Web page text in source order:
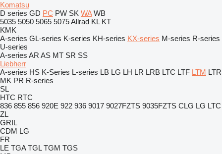
Komatsu
D series GD PC PW SK WA WB
5035 5050 5065 5075Allrad KL KT
KMK
A-series GL-series K-series KH-series KX-series M-series R-series
U-series
A-series AR AS MT SR SS
Liebherr
A-series HS K-Series L-series LB LG LH LR LRB LTC LTF LTM LTR
MK PR R-series
SL
HTC RTC
836 855 856 920E 922 936 9017 9027FZTS 9035FZTS CLG LG LTC
ZL
GRIL
CDM LG
FR
LE TGA TGL TGM TGS